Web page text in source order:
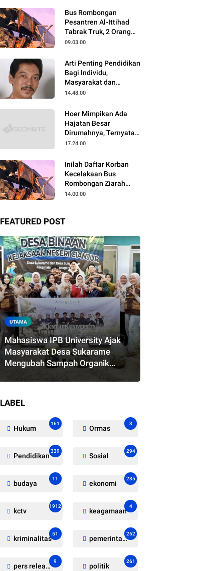
Bus Rombongan
Pesantren Al-Ittihad
Tabrak Truk, 2 Orang
Meninggal Dunia
09.03.00
Arti Penting Pendidikan
Bagi Individu,
Masyarakat dan
Negara
14.48.00
Hoer Mimpikan Ada
Hajatan Besar
Dirumahnya, Ternyata
Anaknya Pulang Dalam
17.24.00
Inilah Daftar Korban
Kecelakaan Bus
Rombongan Ziarah
Walisongo Pesantren
14.00.00
FEATURED POST
UTAMA
Mahasiswa IPB University Ajak
Masyarakat Desa Sukarame
Mengubah Sampah Organik
LABEL
Hukum
161
Ormas
3
Pendidikan
339
Sosial
294
budaya
11
ekonomi
285
kctv
1912
keagamaan
4
kriminalitas
51
pemerintahan
262
pers release
9
politik
261